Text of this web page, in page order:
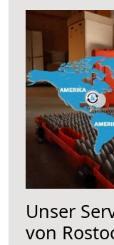
Unser
von